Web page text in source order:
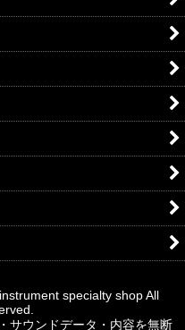
specialty shop All
サウンドデータ・内容を無断